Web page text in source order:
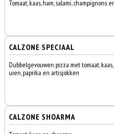
Tomaat, kaas, ham, salami, champignons
CALZONE SPECIAAL
Dubbelgevouwen pizza met tomaat,
uien, paprika en artisjokken
CALZONE SHOARMA